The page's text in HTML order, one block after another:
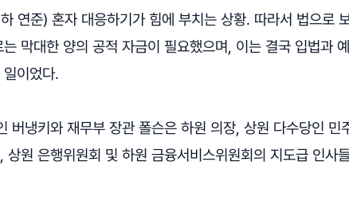
연준) 혼자 대응하기가 힘에 부치는 상황. 따라서 법으로
막대한 양의 공적 자금이 필요했으며, 이는 결국 입법과
이었다.
버냉키와 재무부 장관 폴슨은 하원 의장, 상원 다수당인 민
상원 은행위원회 및 하원 금융서비스위원회의 지도급 인사